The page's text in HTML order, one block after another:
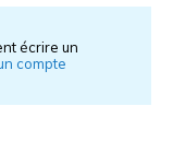
écrire un
compte